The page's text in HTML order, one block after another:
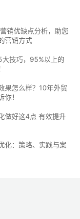
销优缺点分析，助您
营销方式
大技巧，95%以上的
果怎么样？10年外贸
你！
做好这4点 有效提升
化：策略、实践与案